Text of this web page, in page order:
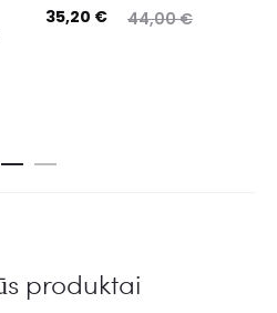
44,00€
35,20 €
produktai